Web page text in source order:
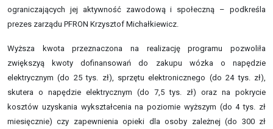
ograniczających jej aktywność zawodową i społeczną – podkreśla
prezes zarządu PFRON Krzysztof Michałkiewicz.
Wyższa kwota przeznaczona na realizację programu pozwoliła
zwiększyą kwoty dofinansowań do zakupu wózka o napędzie
elektrycznym (do 25 tys. zł), sprzętu elektronicznego (do 24 tys. zł),
skutera o napędzie elektrycznym (do 7,5 tys. zł) oraz na pokrycie
kosztów uzyskania wykształcenia na poziomie wyższym (do 4 tys. zł
miesięcznie) czy zapewnienia opieki dla osoby zależnej (do 300 zł